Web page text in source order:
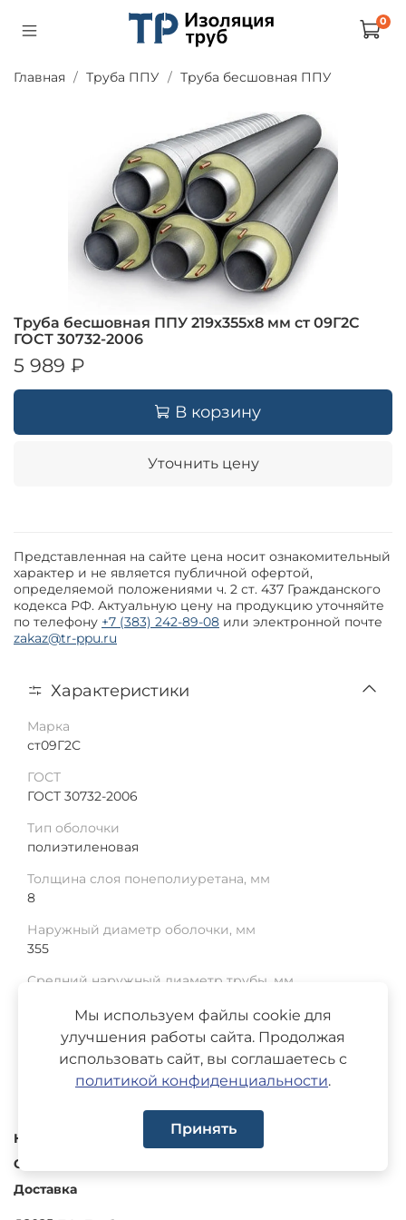
0
Главная Труба ППУ Труба бесшовная ППУ
Труба бесшовная ППУ 219х355х8 мм ст 09Г2С
ГОСТ 30732-2006
5 989 ₽
В корзину
Уточнить цену
Представленная на сайте цена носит ознакомительный
характер и не является публичной офертой,
определяемой положениями ч. 2 ст. 437 Гражданского
кодекса РФ. Актуальную цену на продукцию уточняйте
по телефону +7 (383) 242-89-08 или электронной почте
zakaz@tr-ppu.ru
Характеристики
Марка
ст09Г2С
ГОСТ
ГОСТ 30732-2006
Тип оболочки
полиэтиленовая
Толщина слоя понеполиуретана, мм
8
Наружный диаметр оболочки, мм
355
Средний наружный диаметр трубы, мм
Среднее отклонение, мм
Каталог
О компании
Доставка
Мы используем файлы cookie для
улучшения работы сайта. Продолжая
использовать сайт, вы соглашаетесь с
политикой конфиденциальности.
Принять